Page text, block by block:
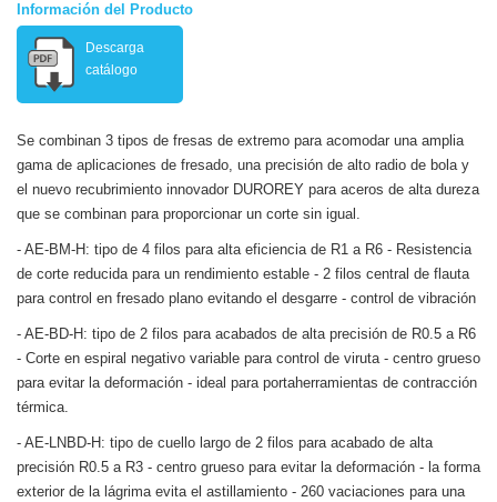
Información del Producto
Descarga
catálogo
Se combinan 3 tipos de fresas de extremo para acomodar una amplia
gama de aplicaciones de fresado, una precisión de alto radio de bola y
el nuevo recubrimiento innovador DUROREY para aceros de alta dureza
que se combinan para proporcionar un corte sin igual.
- AE-BM-H: tipo de 4 filos para alta eficiencia de R1 a R6 - Resistencia
de corte reducida para un rendimiento estable - 2 filos central de flauta
para control en fresado plano evitando el desgarre - control de vibración
- AE-BD-H: tipo de 2 filos para acabados de alta precisión de R0.5 a R6
- Corte en espiral negativo variable para control de viruta - centro grueso
para evitar la deformación - ideal para portaherramientas de contracción
térmica.
- AE-LNBD-H: tipo de cuello largo de 2 filos para acabado de alta
precisión R0.5 a R3 - centro grueso para evitar la deformación - la forma
exterior de la lágrima evita el astillamiento - 260 vaciaciones para una